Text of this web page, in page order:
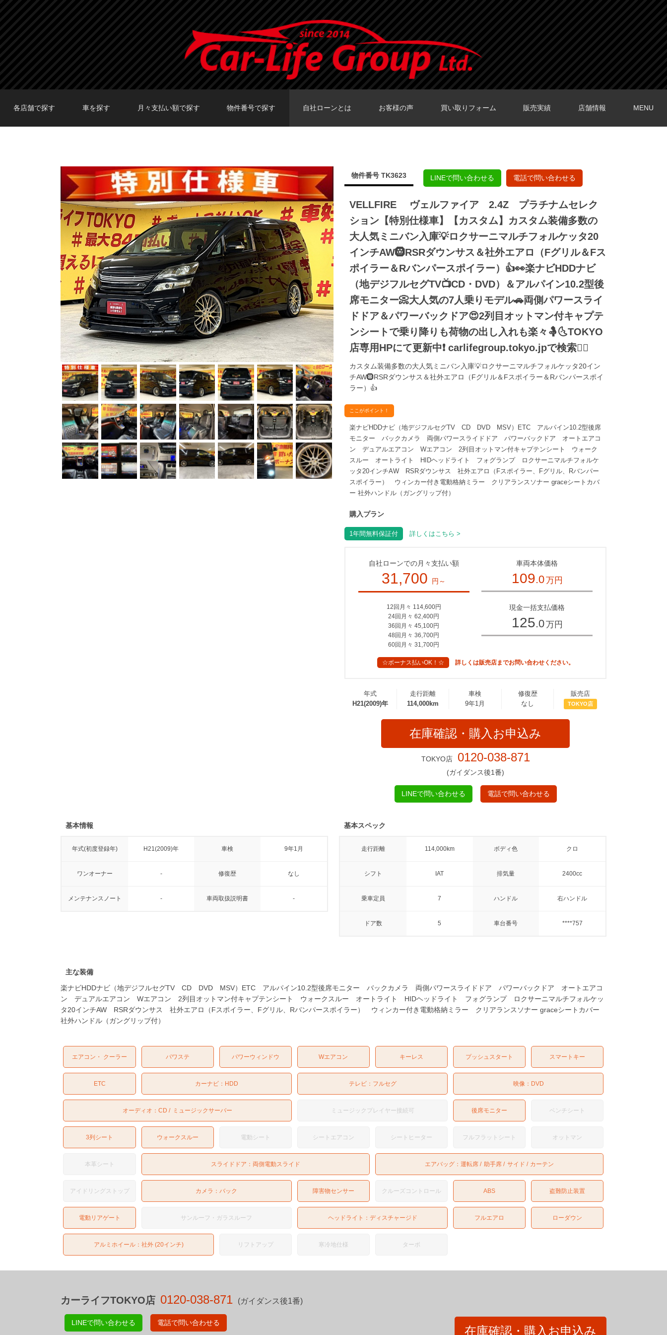
各店舗で探す 車を探す 月々支払い額で探す 物件番号で探す 自社ローンとは お客様の声 買い取りフォーム 販売実績 店舗情報 MENU
物件番号 TK3623 LINEで問い合わせる 電話で問い合わせる
VELLFIRE ヴェルファイア 2.4Z プラチナムセレク
ション【特別仕様車】【カスタム】カスタム装備多数の
大人気ミニバン入庫💡ロクサーニマルチフォルケッタ20
インチAW🛞RSRダウンサス＆社外エアロ（Fグリル＆Fス
ポイラー＆Rバンパースポイラー）👍👀楽ナビHDDナビ
（地デジフルセグTV📺CD・DVD）＆アルパイン10.2型後
席モニター📀大人気の7人乗りモデル🚗両側パワースライ
ドドア＆パワーバックドア😍2列目オットマン付キャプテ
ンシートで乗り降りも荷物の出し入れも楽々🤱🌜TOKYO
店専用HPにて更新中❗ carlifegroup.tokyo.jpで検索🕵️‍♂️
カスタム装備多数の大人気ミニバン入庫💡ロクサーニマルチフォルケッタ20イン
チAW🛞RSRダウンサス＆社外エアロ（Fグリル＆Fスポイラー＆Rバンパースポイ
ラー）👍
ここがポイント！
楽ナビHDDナビ（地デジフルセグTV CD DVD MSV）ETC アルパイン10.2型後席
モニター バックカメラ 両側パワースライドドア パワーバックドア オートエアコ
ン デュアルエアコン Wエアコン 2列目オットマン付キャプテンシート ウォーク
スルー オートライト HIDヘッドライト フォグランプ ロクサーニマルチフォルケ
ッタ20インチAW RSRダウンサス 社外エアロ（Fスポイラー、Fグリル、Rバンパー
スポイラー） ウィンカー付き電動格納ミラー クリアランスソナー graceシートカバ
ー 社外ハンドル（ガングリップ付）
購入プラン
1年間無料保証付 詳しくはこちら >
自社ローンでの月々支払い額
31,700 円～
12回月々 114,600円
24回月々 62,400円
36回月々 45,100円
48回月々 36,700円
60回月々 31,700円
車両本体価格
109.0万円
現金一括支払価格
125.0万円
☆ボーナス払いOK！☆ 詳しくは販売店までお問い合わせください。
年式
H21(2009)年
走行距離
114,000km
車検
9年1月
修復歴
なし
販売店
TOKYO店
在庫確認・購入お申込み
TOKYO店 0120-038-871
(ガイダンス後1番)
LINEで問い合わせる 電話で問い合わせる
基本情報
年式(初度登録年) H21(2009)年 車検 9年1月
ワンオーナー - 修復歴 なし
メンテナンスノート - 車両取扱説明書 -
基本スペック
走行距離 114,000km ボディ色 クロ
シフト IAT 排気量 2400cc
乗車定員 7 ハンドル 右ハンドル
ドア数 5 車台番号 ****757
主な装備
楽ナビHDDナビ（地デジフルセグTV CD DVD MSV）ETC アルパイン10.2型後席モニター バックカメラ 両側パワースライドドア パワーバックドア オートエアコ
ン デュアルエアコン Wエアコン 2列目オットマン付キャプテンシート ウォークスルー オートライト HIDヘッドライト フォグランプ ロクサーニマルチフォルケッ
タ20インチAW RSRダウンサス 社外エアロ（Fスポイラー、Fグリル、Rバンパースポイラー） ウィンカー付き電動格納ミラー クリアランスソナー graceシートカバー
社外ハンドル（ガングリップ付）
エアコン・ クーラー パワステ パワーウィンドウ Wエアコン キーレス プッシュスタート スマートキー
ETC カーナビ： HDD テレビ： フルセグ 映像： DVD
オーディオ：CD ミュージックサーバー ミュージックプレイヤー接続可 後席モニター ベンチシート
3列シート ウォークスルー 電動シート シートエアコン シートヒーター フルフラットシート オットマン
本革シート スライドドア： 両側電動スライド エアバッグ：運転席 助手席 サイド カーテン
アイドリングストップ カメラ：バック 障害物センサー クルーズコントロール ABS 盗難防止装置
電動リアゲート サンルーフ・ガラスルーフ ヘッドライト： ディスチャージド フルエアロ ローダウン
アルミホイール：社外 (20インチ) リフトアップ 寒冷地仕様 ターボ
カーライフTOKYO店 0120-038-871 (ガイダンス後1番)
LINEで問い合わせる 電話で問い合わせる
在庫確認・購入お申込み